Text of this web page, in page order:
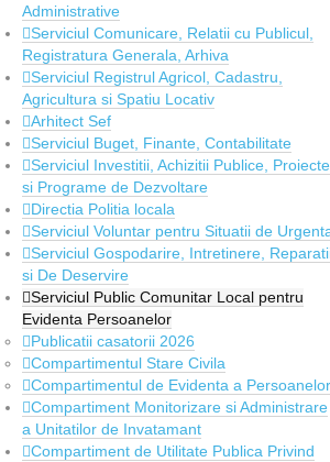
Administrative
Serviciul Comunicare, Relatii cu Publicul,
Registratura Generala, Arhiva
Serviciul Registrul Agricol, Cadastru,
Agricultura si Spatiu Locativ
Arhitect Sef
Serviciul Buget, Finante, Contabilitate
Serviciul Investitii, Achizitii Publice, Proiecte
si Programe de Dezvoltare
Directia Politia locala
Serviciul Voluntar pentru Situatii de
Serviciul Gospodarire, Intretinere,
si De Deservire
Serviciul Public Comunitar Local pentru
Evidenta Persoanelor
Publicatii casatorii 2026
Compartimentul Stare Civila
Compartimentul de Evidenta a Persoanelor
Compartiment Monitorizare si Administrare
a Unitatilor de Invatamant
Compartiment de Utilitate Publica Privind